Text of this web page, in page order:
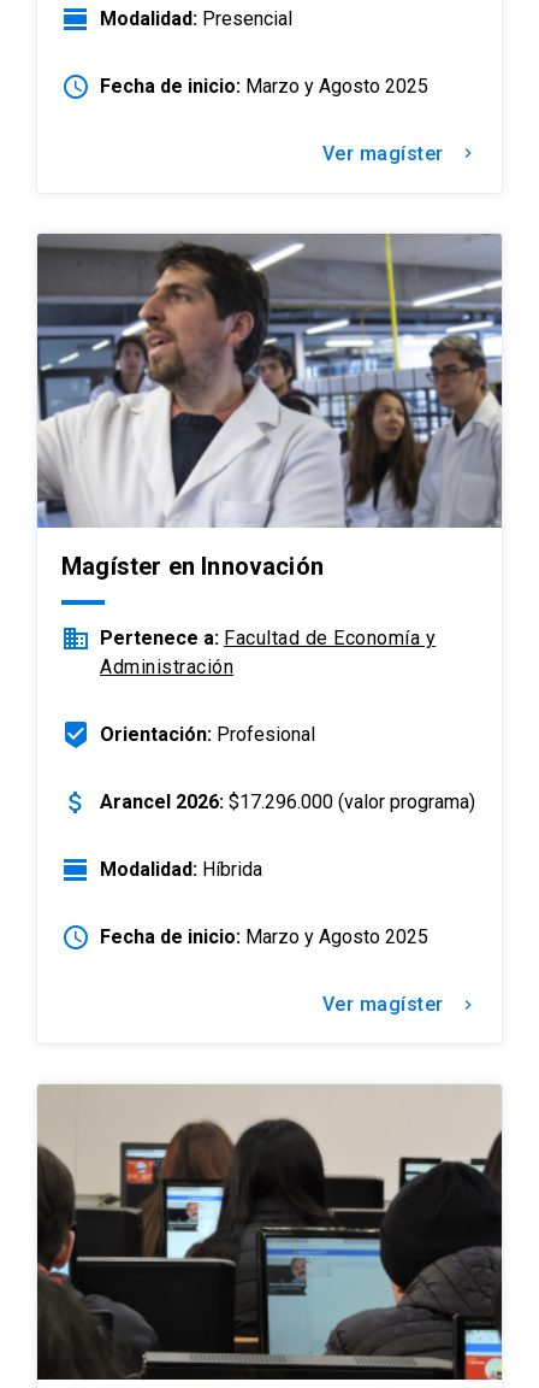
view_day Modalidad: Presencial
schedule Fecha de inicio: Marzo y Agosto 2025
Ver magíster keyboard_arrow_right
Magíster en Innovación
business Pertenece a: Facultad de Economía y
Administración
beenhere Orientación: Profesional
attach_money Arancel 2026: $17.296.000 (valor programa)
view_day Modalidad: Híbrida
schedule Fecha de inicio: Marzo y Agosto 2025
Ver magíster keyboard_arrow_right